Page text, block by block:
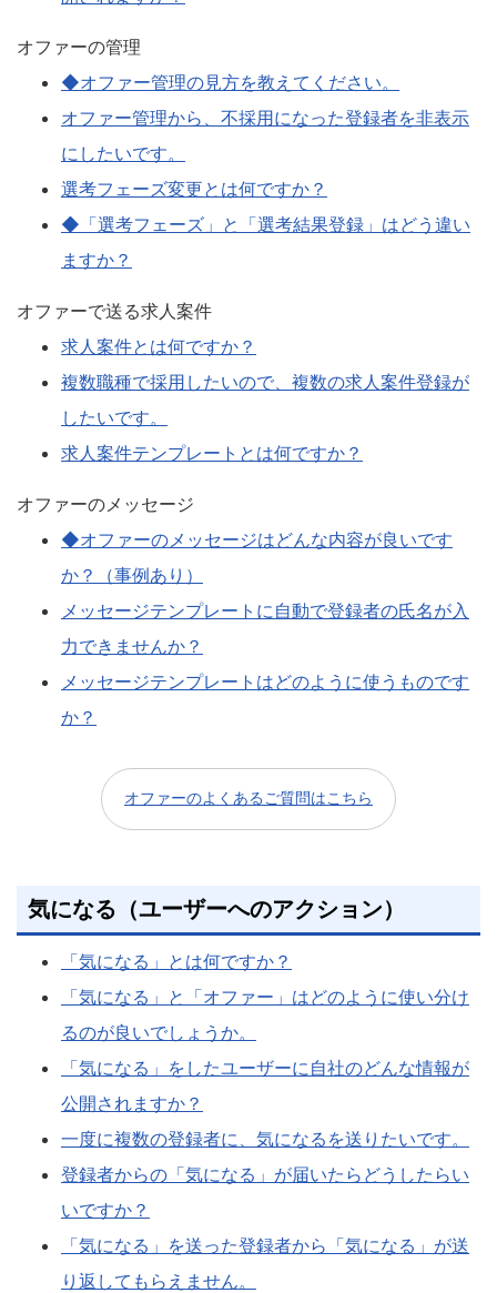
オファーの管理
◆オファー管理の見方を教えてください。
オファー管理から、不採用になった登録者を非表示
にしたいです。
選考フェーズ変更とは何ですか？
◆「選考フェーズ」と「選考結果登録」はどう違い
ますか？
オファーで送る求人案件
求人案件とは何ですか？
複数職種で採用したいので、複数の求人案件登録が
したいです。
求人案件テンプレートとは何ですか？
オファーのメッセージ
◆オファーのメッセージはどんな内容が良いです
か？（事例あり）
メッセージテンプレートに自動で登録者の氏名が入
力できませんか？
メッセージテンプレートはどのように使うものです
か？
オファーのよくあるご質問はこちら
気になる（ユーザーへのアクション）
「気になる」とは何ですか？
「気になる」と「オファー」はどのように使い分け
るのが良いでしょうか。
「気になる」をしたユーザーに自社のどんな情報が
公開されますか？
一度に複数の登録者に、気になるを送りたいです。
登録者からの「気になる」が届いたらどうしたらい
いですか？
「気になる」を送った登録者から「気になる」が送
り返してもらえません。